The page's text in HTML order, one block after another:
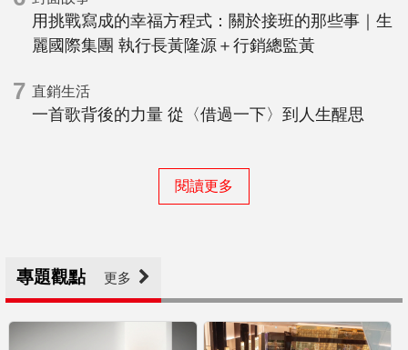
用挑戰寫成的幸福方程式：關於接班的那些事｜生
麗國際集團 執行長黃隆源＋行銷總監黃
7 直銷生活
一首歌背後的力量 從〈借過一下〉到人生醒思
閱讀更多
專題觀點 更多